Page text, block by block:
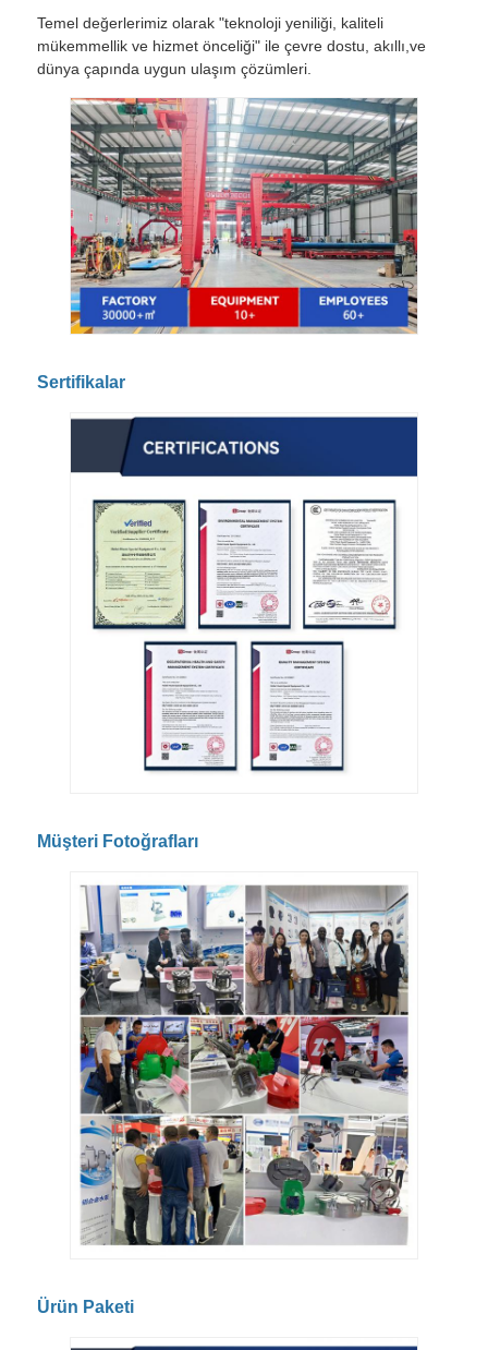
Temel değerlerimiz olarak "teknoloji yeniliği, kaliteli
mükemmellik ve hizmet önceliği" ile çevre dostu, akıllı,ve
dünya çapında uygun ulaşım çözümleri.
Sertifikalar
Müşteri Fotoğrafları
Ürün Paketi